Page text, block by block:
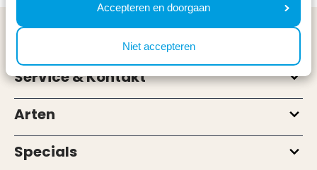
Accepteren en doorgaan
Niet accepteren
Allgemeines
Service & Kontakt
Arten
Specials